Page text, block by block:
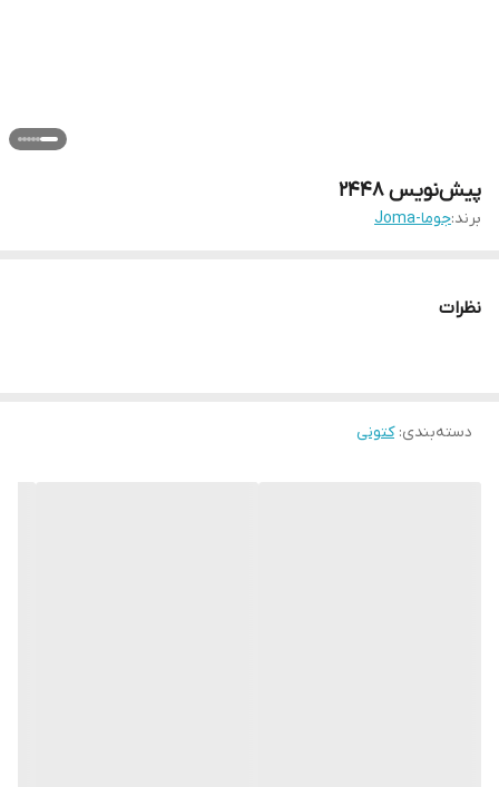
پیش‌نویس ۲۴۴۸
برند:جوما-Joma
نظرات
دسته‌بندی:کتونی